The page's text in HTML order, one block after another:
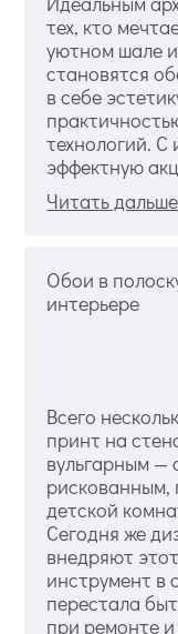
тех, кто
уютном шале
становятся
в себе
технологий.
эффектную
Читать дальше
Обои в
интерьере
Всего
принт на
вульгарным —
рискованным,
детской
Сегодня же
внедряют
инструмент в
перестала
при ремонте